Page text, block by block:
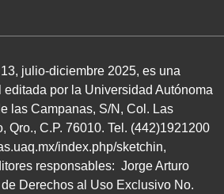
13, julio-diciembre 2025, es una
por la Universidad Autónoma
las Campanas, S/N , Col. Las
Qro., C.P. 76010. Tel. (442)1921200
index.php/sketchin,
responsables: Jorge Arturo
Derechos al Uso Exclusivo No.